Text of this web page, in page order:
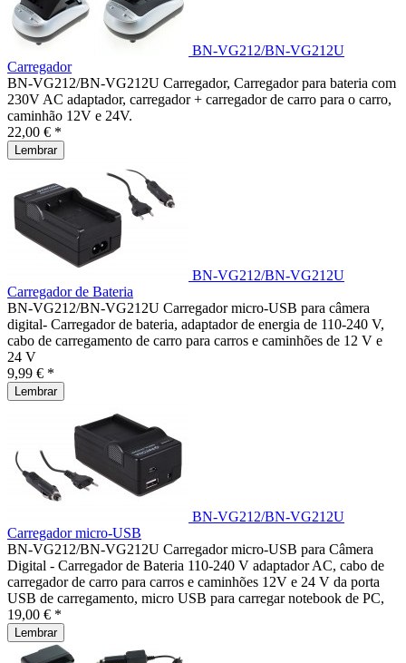
BN-VG212/BN-VG212U
Carregador
BN-VG212/BN-VG212U Carregador, Carregador para bateria com
230V AC adaptador, carregador + carregador de carro para o carro,
caminhão 12V e 24V.
22,00 € *
Lembrar
BN-VG212/BN-VG212U
Carregador de Bateria
BN-VG212/BN-VG212U Carregador micro-USB para câmera
digital- Carregador de bateria, adaptador de energia de 110-240 V,
cabo de carregamento de carro para carros e caminhões de 12 V e
24 V
9,99 € *
Lembrar
BN-VG212/BN-VG212U
Carregador micro-USB
BN-VG212/BN-VG212U Carregador micro-USB para Câmera
Digital - Carregador de Bateria 110-240 V adaptador AC, cabo de
carregador de carro para carros e caminhões 12V e 24 V da porta
USB de carregamento, micro USB para carregar notebook de PC,
19,00 € *
Lembrar